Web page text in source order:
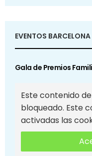
EVENTOS BARCELONA
Gala de Premios
Este contenido
bloqueado. Este
activadas las